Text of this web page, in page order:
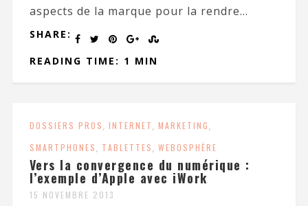
aspects de la marque pour la rendre...
SHARE:
READING TIME: 1 MIN
DOSSIERS PROS, INTERNET, MARKETING,
SMARTPHONES, TABLETTES, WEBOSPHÈRE
Vers la convergence du numérique :
l’exemple d’Apple avec iWork
15 NOVEMBRE 2013